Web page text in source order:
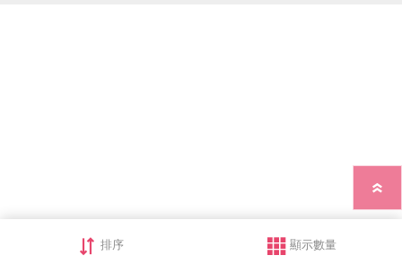
排序 顯示數量